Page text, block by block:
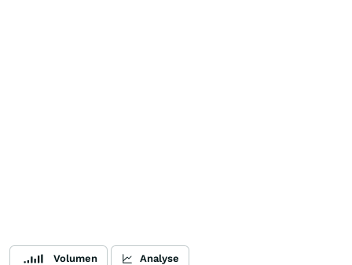
Volumen Analyse